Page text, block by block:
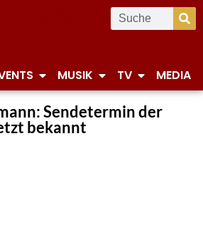
MUSIK TV MEDIA
Sendetermin der
bekannt